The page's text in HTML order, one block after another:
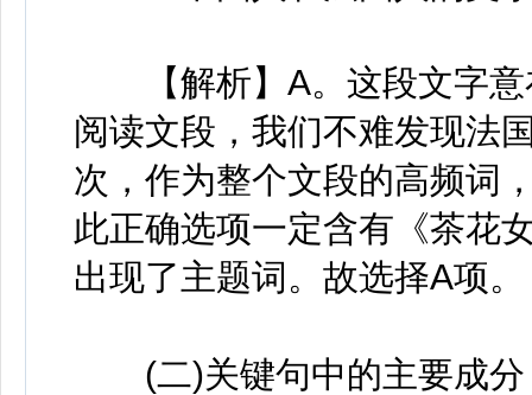
【解析】A。这段文字意
阅读文段，我们不难发现法
次，作为整个文段的高频词
此正确选项一定含有《茶花
出现了主题词。故选择A项。
(二)关键句中的主要成分